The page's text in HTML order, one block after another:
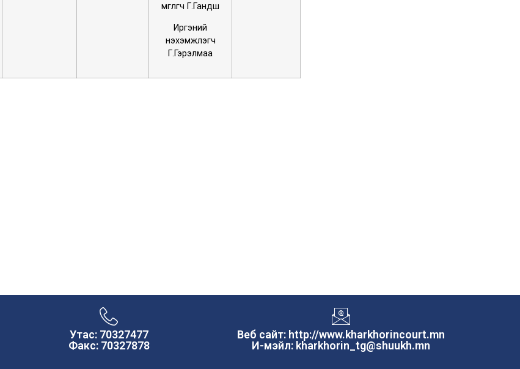
өмгөөлөгч Г.Гандөш
Иргэний
нэхэмжлэгч
Г.Гэрэлмаа
Утас: 70327477
Факс: 70327878
Веб сайт: http://www.kharkhorincourt.mn
И-мэйл: kharkhorin_tg@shuukh.mn